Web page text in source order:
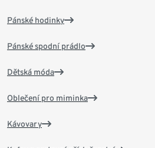
Pánské hodinky
Pánské spodní prádlo
Dětská móda
Oblečení pro miminka
Kávovary